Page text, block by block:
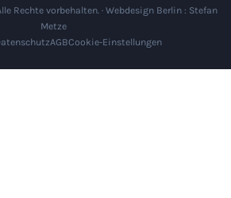
Rechte vorbehalten. · Webdesign Berlin : Stefan
Metze
AGBCookie-Einstellungen